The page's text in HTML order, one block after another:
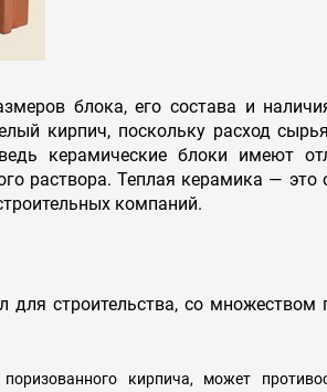
блока, его состава и
кирпич, поскольку расход
керамические блоки имеют
раствора. Теплая керамика —
компаний.
строительства, со множеством
кирпича, может